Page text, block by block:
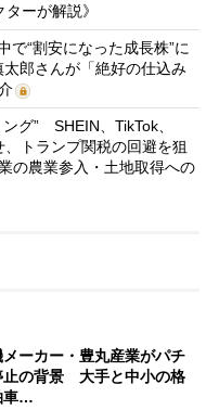
ーが解説》
で“割安になった成長株”に
郎さんが「絶好の仕込み
グ” SHEIN、TikTok、
トランプ関税の回避を狙
の農業参入・土地取得への
ーカー・豊丸産業がパチ
止の背景 大手と中小の格
車…